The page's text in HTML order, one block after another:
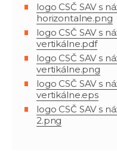
logo CSČ SAV s
horizontalne.png
logo CSČ SAV s
vertikálne.pdf
logo CSČ SAV s
vertikálne.png
logo CSČ SAV s
vertikálne.eps
logo CSČ SAV s
2.png